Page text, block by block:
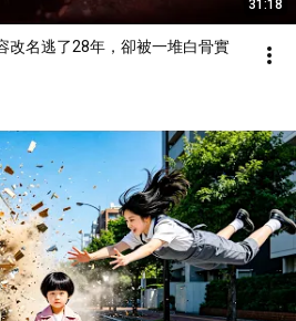
31:18
改名逃了28年，卻被一堆白骨實